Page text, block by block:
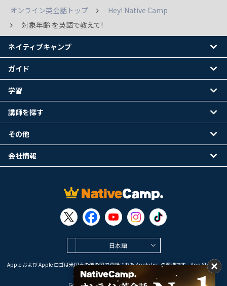
オンライン英会話トップ
Hey! Native Camp
対象年齢 を英語で教えて!
日本語
Apple および Apple ロゴは米国その他の国で登録された Apple Inc. の商標です。App Store は
Apple Inc. のサービスマークです。
ネイティブキャンプ
ガイド
学習
講師を探す
その他
会社情報